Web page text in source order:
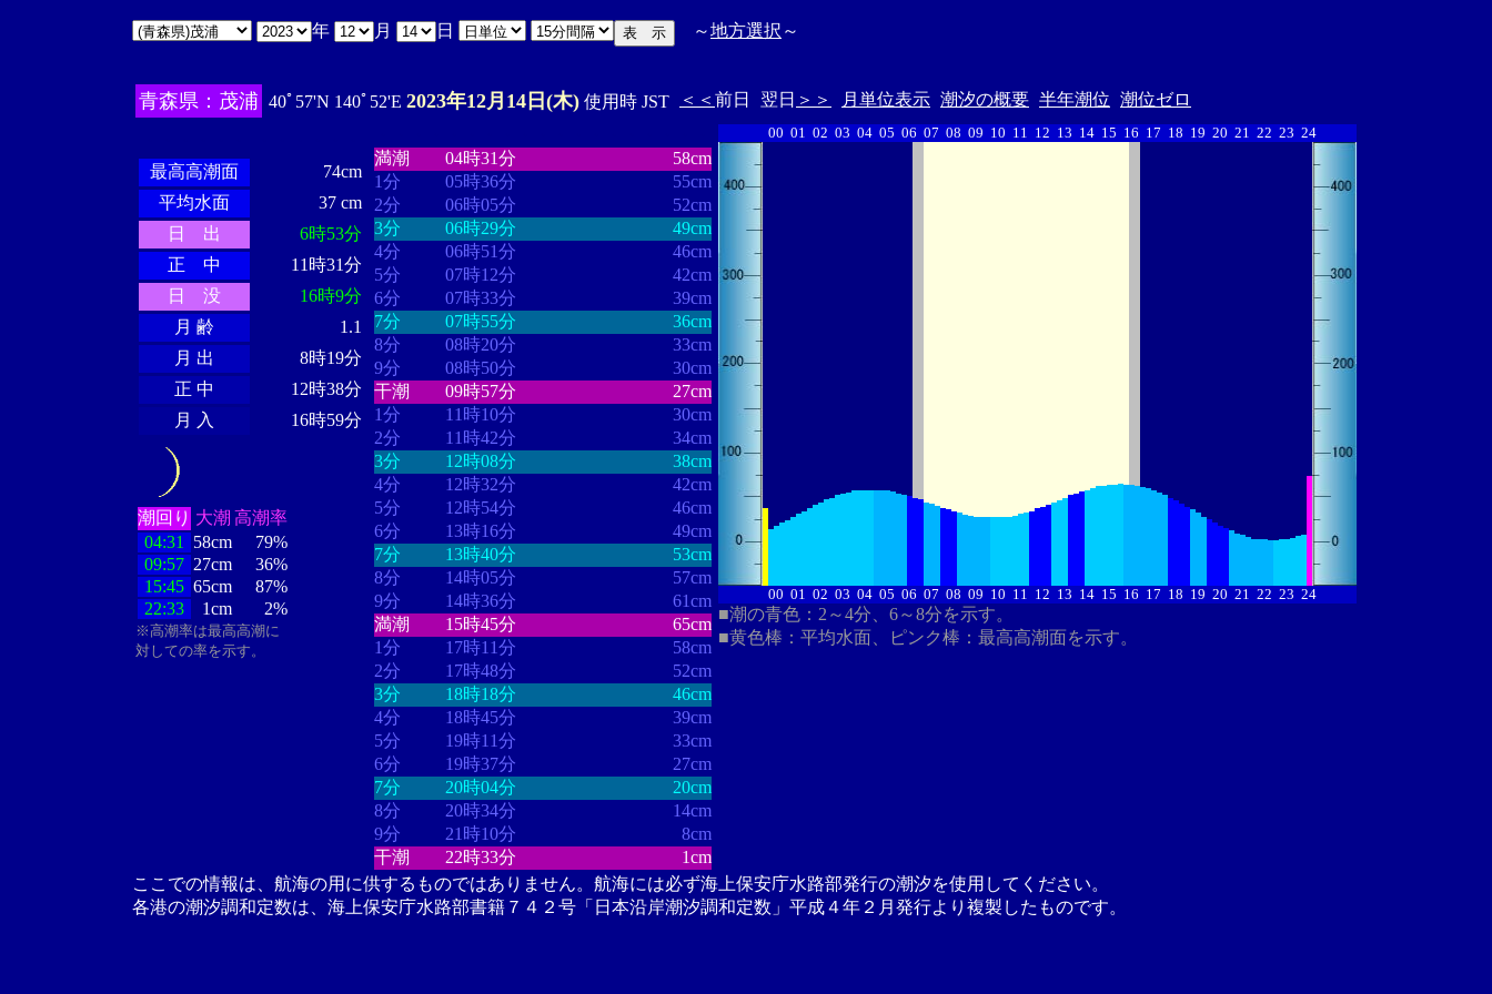
年 月 日 ～地方選択 ～
青森県：茂浦 40ﾟ57'N 140ﾟ52'E 2023年12月14日(木) 使用時 JST ＜＜ 前日 翌日 ＞＞ 月単位表示 潮汐の概要 半年潮位 潮位ゼロ
最高高潮面
74cm
平均水面
37 cm
日 出
6時53分
正 中
11時31分
日 没
16時9分
月 齢
1.1
月 出
8時19分
正 中
12時38分
月 入
16時59分
潮回り 大潮 高潮率
04:31
58cm
79%
09:57 27cm
36%
15:45 65cm
87%
22:33
1cm 2%
※高潮率は最高高潮に
対しての率を示す。
満潮
04時31分
58cm
1分
05時36分
55cm
2分
06時05分
52cm
3分
06時29分
49cm
4分
06時51分
46cm
5分
07時12分
42cm
6分
07時33分
39cm
7分
07時55分
36cm
8分
08時20分
33cm
9分
08時50分
30cm
干潮
09時57分
27cm
1分
11時10分
30cm
2分
11時42分
34cm
3分
12時08分
38cm
4分
12時32分
42cm
5分
12時54分
46cm
6分
13時16分
49cm
7分
13時40分
53cm
8分
14時05分
57cm
9分
14時36分
61cm
満潮
15時45分
65cm
1分
17時11分
58cm
2分
17時48分
52cm
3分
18時18分
46cm
4分
18時45分
39cm
5分
19時11分
33cm
6分
19時37分
27cm
7分
20時04分
20cm
8分
20時34分
14cm
9分
21時10分
8cm
干潮
22時33分 1cm
00 01 02 03 04 05 06 07 08 09 10 11 12 13 14 15 16 17 18 19 20 21 22 23 24
00 01 02 03 04 05 06 07 08 09 10 11 12 13 14 15 16 17 18 19 20 21 22 23 24
■潮の青色：2～4分、6～8分を示す。
■黄色棒：平均水面、ピンク棒：最高高潮面を示す。
ここでの情報は、航海の用に供するものではありません。航海には必ず海上保安庁水路部発行の潮汐を使用してください。
各港の潮汐調和定数は、海上保安庁水路部書籍７４２号「日本沿岸潮汐調和定数」平成４年２月発行より複製したものです。